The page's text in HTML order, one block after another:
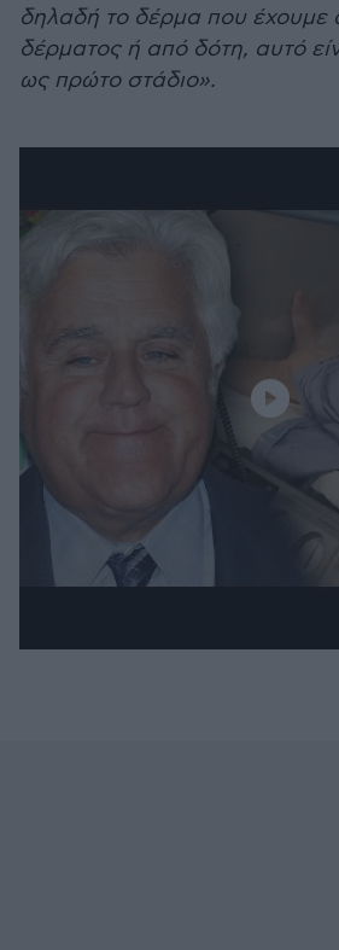
δηλαδή το δέρμα που έχουμε
δέρματος ή από δότη, αυτό
ως πρώτο στάδιο».